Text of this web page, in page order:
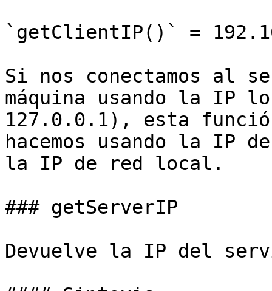
`getClientIP()` =
Si nos conectamos al
máquina usando la IP
127.0.0.1), esta
hacemos usando la IP
la IP de red local.
### getServerIP
Devuelve la IP del